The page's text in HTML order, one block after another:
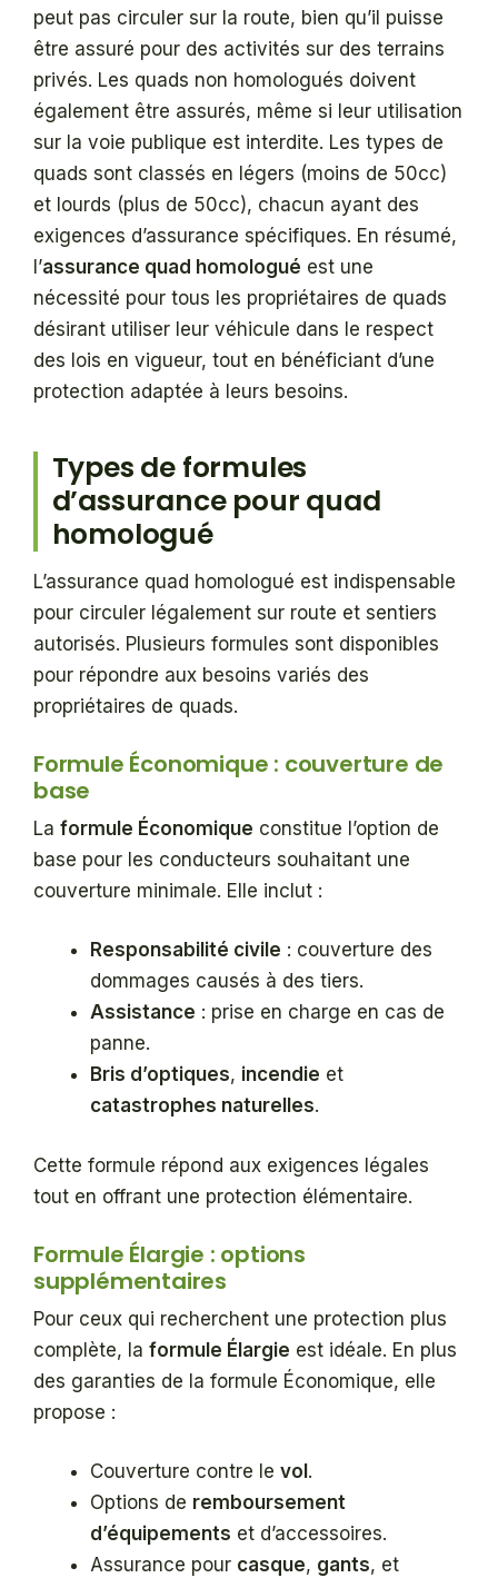
peut pas circuler sur la route, bien qu’il puisse
être assuré pour des activités sur des terrains
privés. Les quads non homologués doivent
également être assurés, même si leur utilisation
sur la voie publique est interdite. Les types de
quads sont classés en légers (moins de 50cc)
et lourds (plus de 50cc), chacun ayant des
exigences d’assurance spécifiques. En résumé,
l’assurance quad homologué est une
nécessité pour tous les propriétaires de quads
désirant utiliser leur véhicule dans le respect
des lois en vigueur, tout en bénéficiant d’une
protection adaptée à leurs besoins.
Types de formules
d’assurance pour quad
homologué
L’assurance quad homologué est indispensable
pour circuler légalement sur route et sentiers
autorisés. Plusieurs formules sont disponibles
pour répondre aux besoins variés des
propriétaires de quads.
Formule Économique : couverture de
base
La formule Économique constitue l’option de
base pour les conducteurs souhaitant une
couverture minimale. Elle inclut :
Responsabilité civile : couverture des
dommages causés à des tiers.
Assistance : prise en charge en cas de
panne.
Bris d’optiques, incendie et
catastrophes naturelles.
Cette formule répond aux exigences légales
tout en offrant une protection élémentaire.
Formule Élargie : options
supplémentaires
Pour ceux qui recherchent une protection plus
complète, la formule Élargie est idéale. En plus
des garanties de la formule Économique, elle
propose :
Couverture contre le vol .
Options de remboursement
d’équipements et d’accessoires.
Assurance pour casque, gants, et